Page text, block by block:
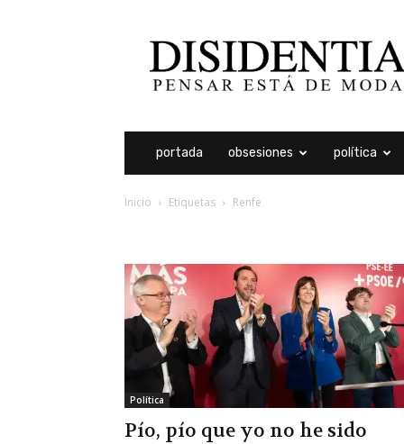
portada obsesiones política
Inicio Etiquetas Renfe
Política
Pío, pío que yo no he sido